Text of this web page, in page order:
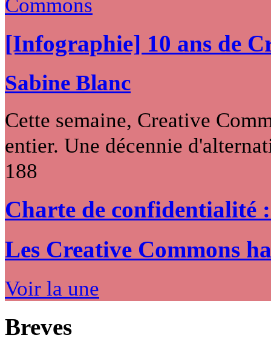
[Infographie] 10 ans de
Sabine Blanc
Cette semaine, Creative
entier. Une décennie
188
Charte de confidentialité
Les Creative Commons
Voir la une
Breves